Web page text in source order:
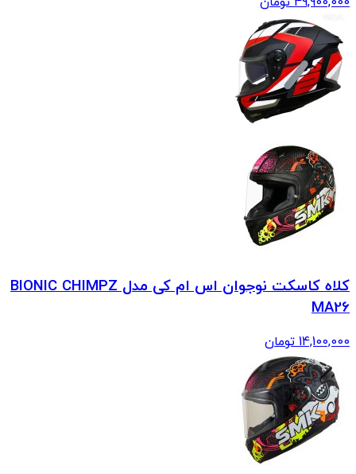
کلاه کاسکت نوجوان اس ام کی مدل BIONIC CHIMPZ
MA26
14,100,000 تومان